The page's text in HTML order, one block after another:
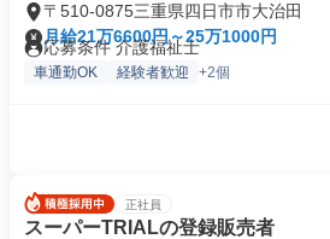
〒510-0875三重県四日市市大治田
月給21万6600円～25万1000円
応募条件 介護福祉士
車通勤OK 経験者歓迎 +2個
正社員
スーパーTRIALの登録販売者